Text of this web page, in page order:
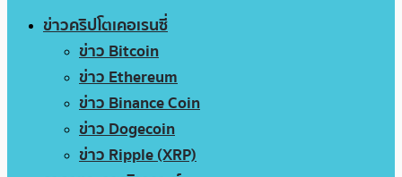
ข่าวคริปโตเคอเรนซี่
ข่าว Bitcoin
ข่าว Ethereum
ข่าว Binance Coin
ข่าว Dogecoin
ข่าว Ripple (XRP)